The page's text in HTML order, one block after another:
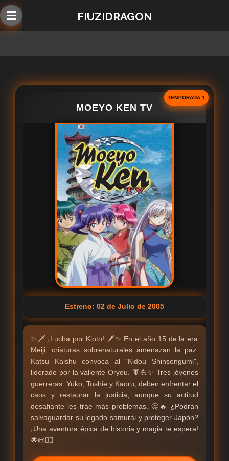
Ir
al
FIUZIDRAGON
TEMPORADA 1
MOEYO KEN TV
Estreno: 02 de Julio de 2005
✨🗡️ ¡Lucha por Kioto! 🗡️✨ En el año 15 de la era
Meiji, criaturas sobrenaturales amenazan la paz.
Katsu Kaishu convoca al "Kidou Shinsengumi",
liderado por la valiente Oryou. 👘💪✨ Tres jóvenes
guerreras: Yuko, Toshie y Kaoru, deben enfrentar el
caos y restaurar la justicia, aunque su actitud
desafiante les trae más problemas. 🤔🔥 ¿Podrán
salvaguardar su legado samurái y proteger Japón?
¡Una aventura épica de historia y magia te espera!
🌟📜🦸‍♀️